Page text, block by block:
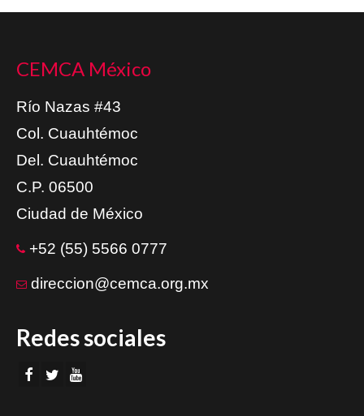
CEMCA México
Río Nazas #43
Col. Cuauhtémoc
Del. Cuauhtémoc
C.P. 06500
Ciudad de México
+52 (55) 5566 0777
direccion@cemca.org.mx
Redes sociales